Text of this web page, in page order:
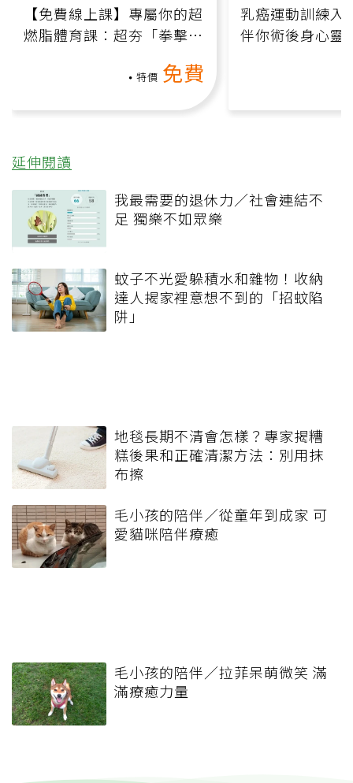
【免費線上課】專屬你的超
燃脂體育課：超夯「拳擊有
特價 免費
乳癌運動訓練入
伴你術後身心靈
延伸閱讀
我最需要的退休力／社會連結不
足 獨樂不如眾樂
蚊子不光愛躲積水和雜物！收納
達人揭家裡意想不到的「招蚊陷
阱」
地毯長期不清會怎樣？專家揭糟
糕後果和正確清潔方法：別用抹
布擦
毛小孩的陪伴／從童年到成家 可
愛貓咪陪伴療癒
毛小孩的陪伴／拉菲呆萌微笑 滿
滿療癒力量